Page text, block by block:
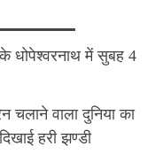
धोपेश्वरनाथ में सुबह 4
चलाने वाला दुनिया का
हरी झण्डी